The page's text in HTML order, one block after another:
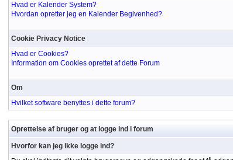
Hvad er Kalender System?
Hvordan opretter jeg en Kalender Begivenhed?
Cookie Privacy Notice
Hvad er Cookies?
Information om Cookies oprettet af dette Forum
Om
Hvilket software benyttes i dette forum?
Oprettelse af bruger og at logge ind i forum
Hvorfor kan jeg ikke logge ind?